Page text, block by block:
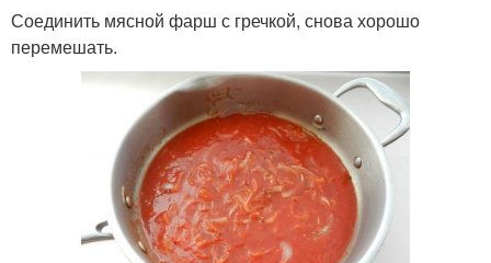
Соединить мясной фарш с гречкой, снова хорошо
перемешать.